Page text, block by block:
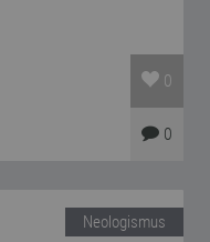
0
0
Neologismus